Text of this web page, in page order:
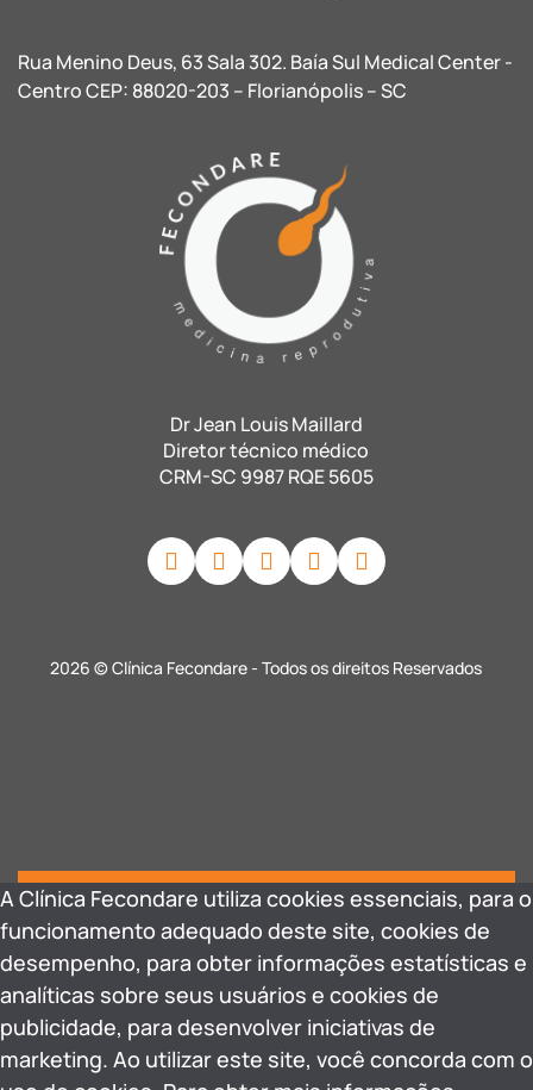
Rua Menino Deus, 63 Sala 302. Baía Sul Medical Center -
Centro CEP: 88020-203 – Florianópolis – SC
Dr Jean Louis Maillard
Diretor técnico médico
CRM-SC 9987 RQE 5605
2026 © Clínica Fecondare - Todos os direitos Reservados
A Clínica Fecondare utiliza cookies essenciais, para o
funcionamento adequado deste site, cookies de
desempenho, para obter informações estatísticas e
analíticas sobre seus usuários e cookies de
publicidade, para desenvolver iniciativas de
marketing. Ao utilizar este site, você concorda com o